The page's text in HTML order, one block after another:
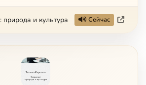
природа и культура Сейчас